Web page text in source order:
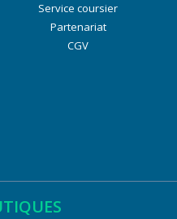
Service coursier
Partenariat
CGV